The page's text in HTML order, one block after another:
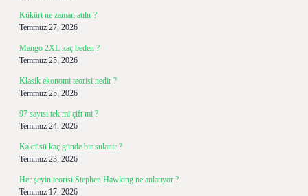
Kükürt ne zaman atılır ?
Temmuz 27, 2026
Mango 2XL kaç beden ?
Temmuz 25, 2026
Klasik ekonomi teorisi nedir ?
Temmuz 25, 2026
97 sayısı tek mi çift mi ?
Temmuz 24, 2026
Kaktüsü kaç günde bir sulanır ?
Temmuz 23, 2026
Her şeyin teorisi Stephen Hawking ne anlatıyor ?
Temmuz 17, 2026